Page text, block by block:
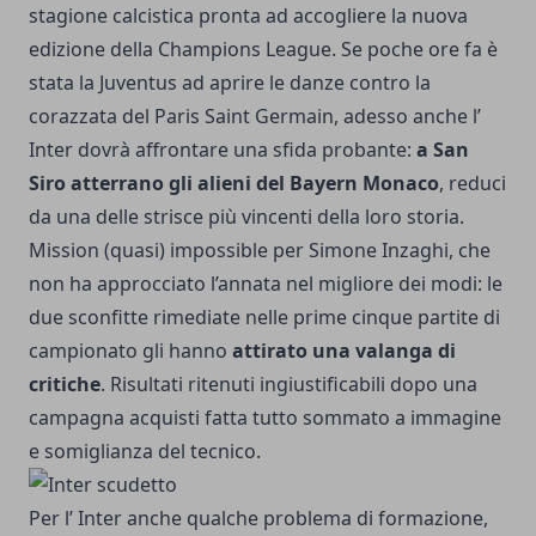
stagione calcistica pronta ad accogliere la nuova
edizione della Champions League. Se poche ore fa è
stata la Juventus ad aprire le danze contro la
corazzata del Paris Saint Germain, adesso anche l’
Inter dovrà affrontare una sfida probante: a San
Siro atterrano gli alieni del Bayern Monaco, reduci
da una delle strisce più vincenti della loro storia.
Mission (quasi) impossible per Simone Inzaghi, che
non ha approcciato l’annata nel migliore dei modi: le
due sconfitte rimediate nelle prime cinque partite di
campionato gli hanno attirato una valanga di
critiche. Risultati ritenuti ingiustificabili dopo una
campagna acquisti fatta tutto sommato a immagine
e somiglianza del tecnico.
Per l’ Inter anche qualche problema di formazione,